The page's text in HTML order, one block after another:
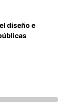
diseño e